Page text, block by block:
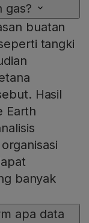
gas?
buatan
tangki
Hasil
Earth
banyak
apa data